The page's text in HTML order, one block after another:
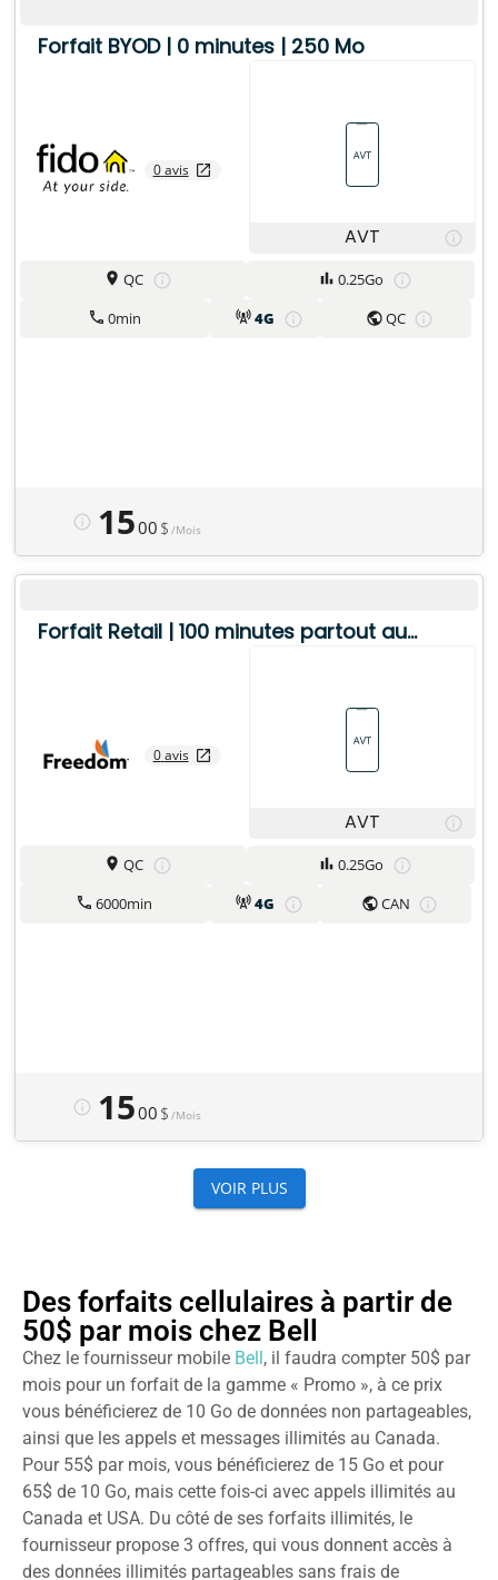
Des forfaits cellulaires à partir de
50$ par mois chez Bell
Chez le fournisseur mobile Bell, il faudra compter 50$ par
mois pour un forfait de la gamme « Promo », à ce prix
vous bénéficierez de 10 Go de données non partageables,
ainsi que les appels et messages illimités au Canada.
Pour 55$ par mois, vous bénéficierez de 15 Go et pour
65$ de 10 Go, mais cette fois-ci avec appels illimités au
Canada et USA. Du côté de ses forfaits illimités, le
fournisseur propose 3 offres, qui vous donnent accès à
des données illimités partageables sans frais de